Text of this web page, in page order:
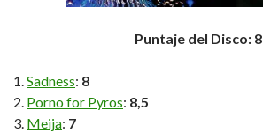
Puntaje del Disco: 8
Sadness: 8
Porno for Pyros: 8,5
Meija: 7